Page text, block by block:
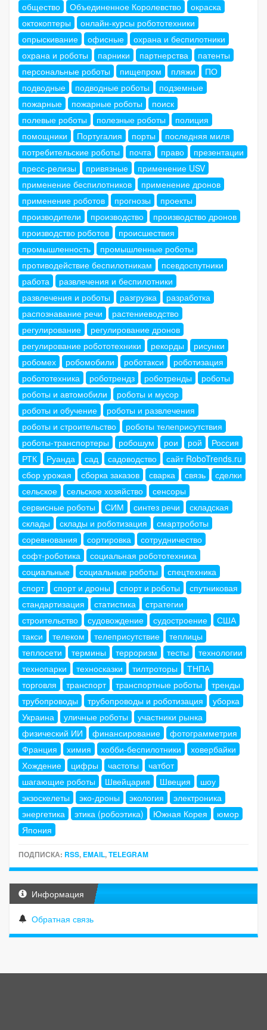
общество
Объединенное Королевство
окраска
октокоптеры
онлайн-курсы робототехники
опрыскивание
офисные
охрана и беспилотники
охрана и роботы
парники партнерства
патенты
персональные роботы
пищепром пляжи
ПО
подводные
подводные роботы
подземные
пожарные
пожарные роботы
поиск
полевые роботы
полезные роботы
полиция
помощники
Португалия порты
последняя миля
потребительские роботы
почта право
презентации
пресс-релизы
привязные
применение USV
применение беспилотников
применение дронов
применение роботов
прогнозы
проекты
производители
производство
производство дронов
производство роботов
происшествия
промышленность
промышленные роботы
противодействие беспилотникам
псевдоспутники
работа
развлечения и беспилотники
развлечения и роботы
разгрузка
разработка
распознавание речи
растениеводство
регулирование
регулирование дронов
регулирование робототехники
рекорды
рисунки
робомех
робомобили роботакси
роботизация
робототехника
роботрендз роботренды
роботы
роботы и автомобили
роботы и мусор
роботы и обучение
роботы и развлечения
роботы и строительство
роботы телеприсутствия
роботы-транспортеры
робошум рои рой
Россия
РТК
Руанда сад садоводство
сайт RoboTrends.ru
сбор урожая
сборка заказов сварка связь
сделки
сельское
сельское хозяйство
сенсоры
сервисные роботы
СИМ синтез речи
складская
склады
склады и роботизация
смартроботы
соревнования
сортировка
сотрудничество
софт-роботика
социальная робототехника
социальные
социальные роботы
спецтехника
спорт
спорт и дроны спорт и роботы
спутниковая
стандартизация
статистика
стратегии
строительство
судовождение судостроение
США
такси
телеком телеприсутствие
теплицы
теплосети
термины терроризм тесты
технологии
технопарки
техносказки тилтроторы
ТНПА
торговля
транспорт транспортные роботы
тренды
трубопроводы
трубопроводы и роботизация
уборка
Украина
уличные роботы
участники рынка
физический ИИ
финансирование
фотограмметрия
Франция
химия хобби-беспилотники
ховербайки
Хождение
цифры частоты
чатбот
шагающие роботы
Швейцария Швеция
шоу
экзоскелеты
эко-дроны экология
электроника
энергетика
этика (робоэтика) Южная Корея
юмор
Япония
ПОДПИСКА: RSS, EMAIL,TELEGRAM
Информация
Обратная связь